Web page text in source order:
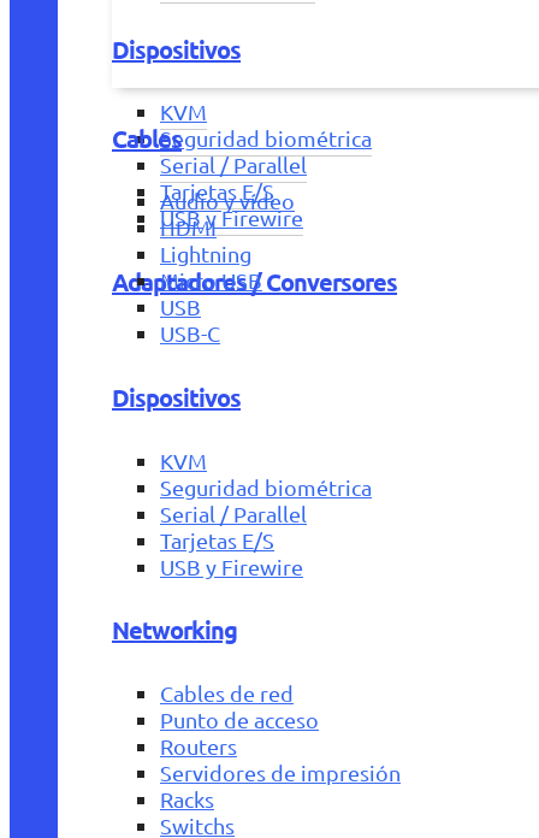
Dispositivos
KVM
Seguridad biométrica
Serial / Parallel
Tarjetas E/S
USB y Firewire
Adaptadores / Conversores
Cables
Audio y vídeo
HDMI
Lightning
Micro USB
USB
USB-C
Dispositivos
KVM
Seguridad biométrica
Serial / Parallel
Tarjetas E/S
USB y Firewire
Networking
Cables de red
Punto de acceso
Routers
Servidores de impresión
Racks
Switchs